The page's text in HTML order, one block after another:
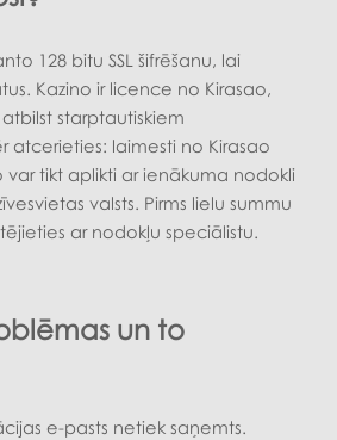
128 bitu SSL šifrēšanu, lai
Kazino ir licence no Kirasao,
starptautiskiem
atcerieties: laimesti no Kirasao
tikt aplikti ar ienākuma nodokli
valsts. Pirms lielu summu
ar nodokļu speciālistu.
un to
e-pasts netiek saņemts.